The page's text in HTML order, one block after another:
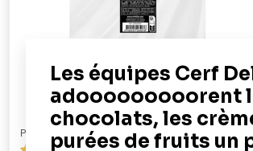
PATISDECOR